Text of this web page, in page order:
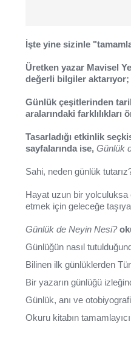
İşte yine sizinle
Üretken yazar Mavisel
değerli bilgiler aktarıyor;
Günlük çeşitlerinden
aralarındaki farklılıkları
Tasarladığı etkinlik
sayfalarında ise, Günlük
Sahi, neden günlük
Hayat uzun bir yolculuksa
etmek için geleceğe
Günlük de Neyin Nesi?
Günlüğün nasıl
Bilinen ilk günlüklerden
Bir yazarın günlüğü
Günlük, anı ve
Okuru kitabın